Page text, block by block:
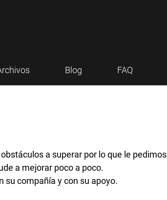
Blog FAQ
a superar por lo que le pedimos
a mejorar poco a poco.
su compañía y con su apoyo.